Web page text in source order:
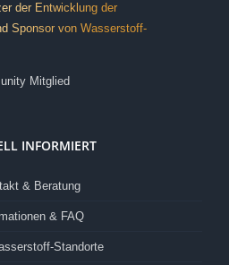
der Entwicklung der
Sponsor von Wasserstoff-
Mitglied
INFORMIERT
& Beratung
& FAQ
Standorte